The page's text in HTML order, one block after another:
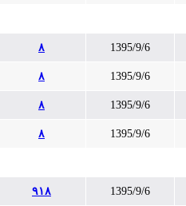
1395/9/6
1395/9/6
1395/9/6
1395/9/6
1395/9/6 ۹۱۸